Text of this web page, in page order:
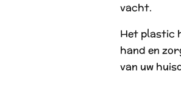
vacht.
Het plastic
hand en
van uw